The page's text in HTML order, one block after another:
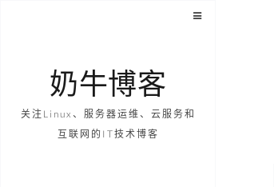
奶牛博客
关注Linux、服务器运维、云服务和
互联网的IT技术博客